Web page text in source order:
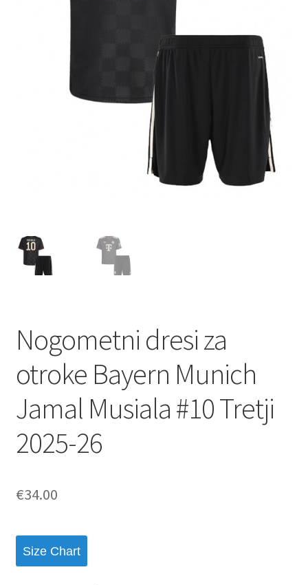
Nogometni dresi za
otroke Bayern Munich
Jamal Musiala #10 Tretji
2025-26
€34.00
Size Chart